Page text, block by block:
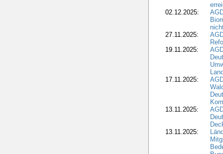
02.12.2025:
27.11.2025:
19.11.2025:
17.11.2025:
13.11.2025:
13.11.2025: